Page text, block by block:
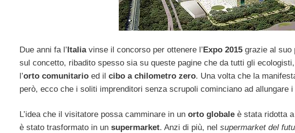
Due anni fa l’Italia vinse il concorso per ottenere l’Expo 2015 grazie al suo
sul concetto, ribadito spesso sia su queste pagine che da tutti gli
l’orto comunitario ed il cibo a chilometro zero. Una volta che la
però, ecco che i soliti imprenditori senza scrupoli cominciano ad allungare
L’idea che il visitatore possa camminare in un orto globale è stata ridotta
è stato trasformato in un supermarket. Anzi di più, nel supermarket del